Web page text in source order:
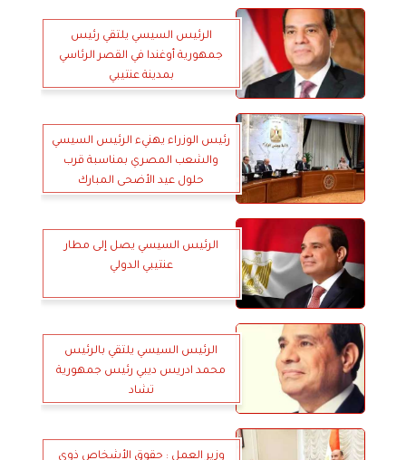
الرئيس السيسي يلتقي رئيس
جمهورية أوغندا في القصر الرئاسي
بمدينة عنتيبي
رئيس الوزراء يهنيء الرئيس السيسي
والشعب المصري بمناسبة قرب
حلول عيد الأضحى المبارك
الرئيس السيسي يصل إلى مطار
عنتيبي الدولي
الرئيس السيسي يلتقي بالرئيس
محمد ادريس ديبي رئيس جمهورية
تشاد
وزير العمل : حقوق الأشخاص ذوي